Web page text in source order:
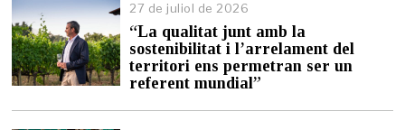
27 de juliol de 2026
7
d
e
j
u
“La qualitat junt amb la
sostenibilitat i l’arrelament del
territori ens permetran ser un
referent mundial”